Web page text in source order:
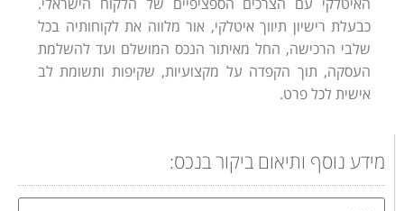
כבעלת רישיון תיווך איטלקי, אור מלווה את לקוחותיה בכל
שלבי הרכישה, החל מאיתור הנכס המושלם ועד להשלמת
העסקה, תוך הקפדה על מקצועיות, שקיפות ותשומת לב
אישית לכל פרט.
מידע נוסף ותיאום ביקור בנכס: